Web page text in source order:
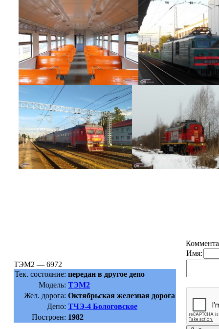
ТЭМ2 — 6972
Тек. состояние: передан в другое депо
Модель: ТЭМ2
Жел. дорога: Октябрьская железная дорога
Депо: ТЧЭ-4 Бологовское
Построен: 1982
Имя: